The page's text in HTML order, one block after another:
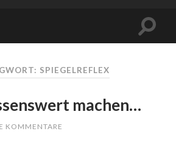
SPIEGELREFLEX
machen…
KOMMENTARE